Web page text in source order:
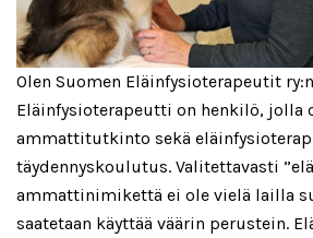
Olen Suomen Eläinfysioterapeutit
Eläinfysioterapeutti on henkilö, jolla
ammattitutkinto sekä
täydennyskoulutus. Valitettavasti
ammattinimikettä ei ole vielä lailla
saatetaan käyttää väärin perustein.